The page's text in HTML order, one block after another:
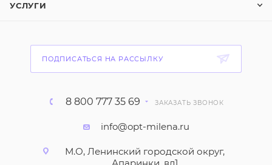
УСЛУГИ
ПОДПИСАТЬСЯ НА РАССЫЛКУ
8 800 777 35 69 ЗАКАЗАТЬ ЗВОНОК
info@opt-milena.ru
М.О, Ленинский городской округ,